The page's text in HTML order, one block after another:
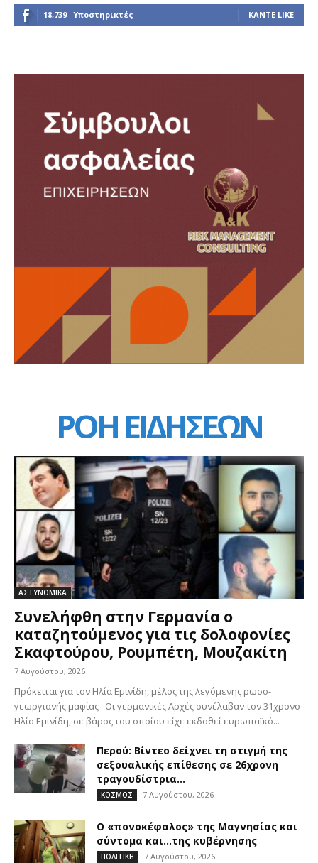
18,739 Υποστηρικτές ΚΆΝΤΕ LIKE
ΡΟΗ ΕΙΔΗΣΕΩΝ
ΑΣΤΥΝΟΜΙΚΑ
Συνελήφθη στην Γερμανία ο
καταζητούμενος για τις δολοφονίες
Σκαφτούρου, Ρουμπέτη, Μουζακίτη
7 Αυγούστου, 2026
Πρόκειται για τον Ηλία Εμινίδη, μέλος της λεγόμενης ρωσο-
γεωργιανής μαφίας Οι γερμανικές Αρχές συνέλαβαν τον 31χρονο
Ηλία Εμινίδη, σε βάρος του οποίου είχε εκδοθεί ευρωπαϊκό...
Περού: Βίντεο δείχνει τη στιγμή της
σεξουαλικής επίθεσης σε 26χρονη
τραγουδίστρια...
ΚΟΣΜΟΣ 7 Αυγούστου, 2026
Ο «πονοκέφαλος» της Μαγνησίας και
σύντομα και…της κυβέρνησης
ΠΟΛΙΤΙΚΗ 7 Αυγούστου, 2026